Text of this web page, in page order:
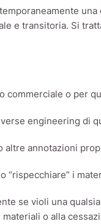
temporaneamente
e transitoria. Si
commerciale o per
engineering di
altre annotazioni
“rispecchiare” i
se violi una
o alla